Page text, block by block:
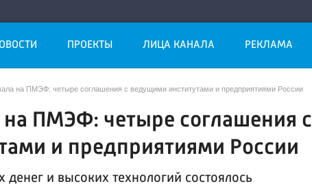
ПРОЕКТЫ ЛИЦА КАНАЛА РЕКЛАМА
на ПМЭФ: четыре соглашения с ведущими институтами и предприятиями России
на ПМЭФ: четыре соглашения с
и предприятиями России
и высоких технологий состоялось